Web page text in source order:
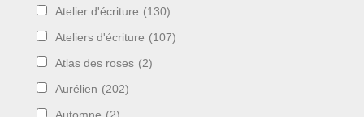
Atelier d'écriture (130)
Ateliers d'écriture (107)
Atlas des roses (2)
Aurélien (202)